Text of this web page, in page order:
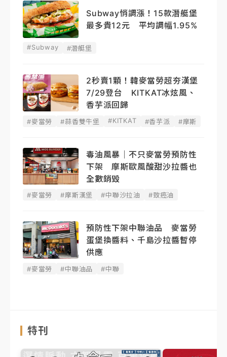
Subway悄調漲！15款潛艇堡
最多貴12元 平均調幅1.95%
#Subway #潛艇堡
2秒賣1顆！韓麥當勞超夯漢堡
7/29登台 KITKAT冰炫風、
香芋派回歸
#麥當勞 #蒜香雙牛堡 #KITKAT #香芋派 #摩斯
毒油風暴｜不只麥當勞預防性
下架 摩斯歐風酸甜沙拉醬也
全數銷毀
#麥當勞 #摩斯漢堡 #中聯沙拉油 #致癌油
預防性下架中聯油品 麥當勞
蛋堡換醬料、千島沙拉醬暫停
供應
#麥當勞 #中聯油品 #中聯
特刊